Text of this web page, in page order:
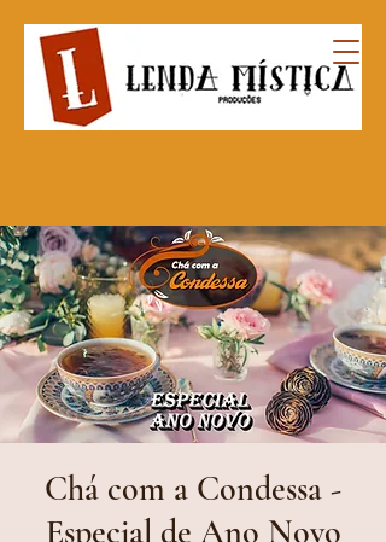
Chá com a Condessa -
Especial de Ano Novo